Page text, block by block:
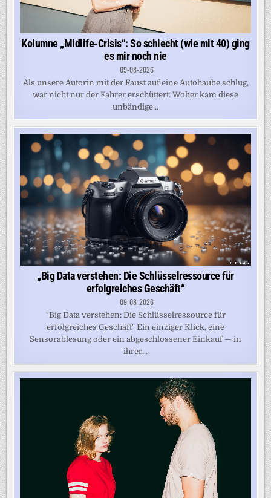
Kolumne „Midlife-Crisis“: So schlecht (wie mit 40) ging
es mir noch nie
09-08-2026
Als unsere Autorin mit der Faust auf eine Autohaube schlug,
war nicht nur der Fahrer erschüttert: Woher kam diese
unbändige...
„Big Data verstehen: Die Schlüsselressource für
erfolgreiches Geschäft“
09-08-2026
"Big Data verstehen: Die Schlüsselressource für
erfolgreiches Geschäft" Ein einziger Klick, eine
Sensorablesung oder ein abgeschlossener Einkauf — in
ihrer...